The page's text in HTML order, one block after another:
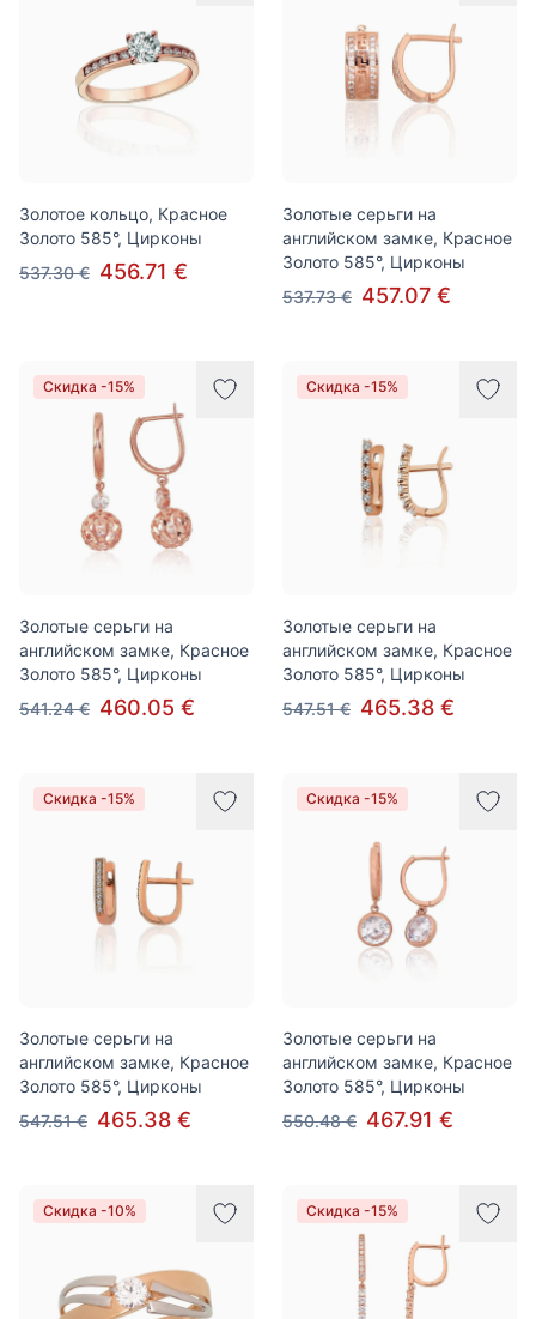
Золотое кольцо, Красное
Золото 585°, Цирконы
537.30 € 456.71 €
Золотые серьги на
английском замке, Красное
Золото 585°, Цирконы
537.73 € 457.07 €
Скидка -15%
Золотые серьги на
английском замке, Красное
Золото 585°, Цирконы
541.24 € 460.05 €
Скидка -15%
Золотые серьги на
английском замке, Красное
Золото 585°, Цирконы
547.51 € 465.38 €
Скидка -15%
Золотые серьги на
английском замке, Красное
Золото 585°, Цирконы
547.51 € 465.38 €
Скидка -15%
Золотые серьги на
английском замке, Красное
Золото 585°, Цирконы
550.48 € 467.91 €
Скидка -10% Скидка -15%